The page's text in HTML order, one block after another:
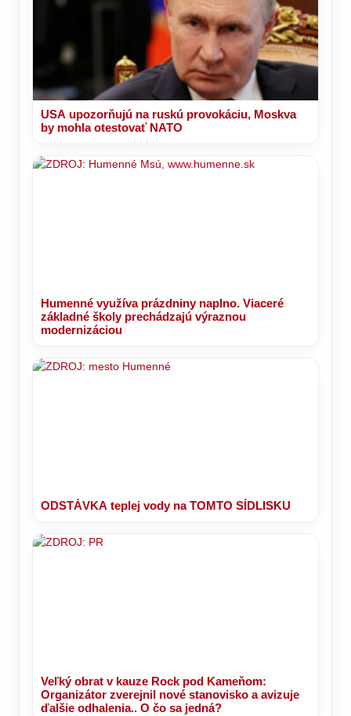
USA upozorňujú na ruskú provokáciu, Moskva
by mohla otestovať NATO
Humenné využíva prázdniny naplno. Viaceré
základné školy prechádzajú výraznou
modernizáciou
ODSTÁVKA teplej vody na TOMTO SÍDLISKU
Veľký obrat v kauze Rock pod Kameňom:
Organizátor zverejnil nové stanovisko a avizuje
ďalšie odhalenia.. O čo sa jedná?